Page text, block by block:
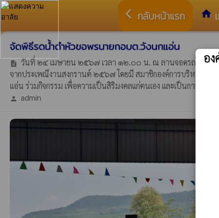
arrow_back_ios กลับหน้าแรก home
จัดพิธีรดน้ำดำหัวขอพรนายกอบต.วังนกแอ่น
description วันที่ ๒๔ เมษายน ๒๕๖๗ เวลา ๑๒.๐๐ น. ณ ลานจอดรถใหญ่ อ
จากประเพณีงานสงกรานต์ ๒๕๖๗ โดยมี สมาชิกองค์การบริหารส่
แอ่น ร่วมกิจกรรม เพื่อความเป็นสิริมงคลแก่ตนเอง และเป็นการรัก
person admin
อ